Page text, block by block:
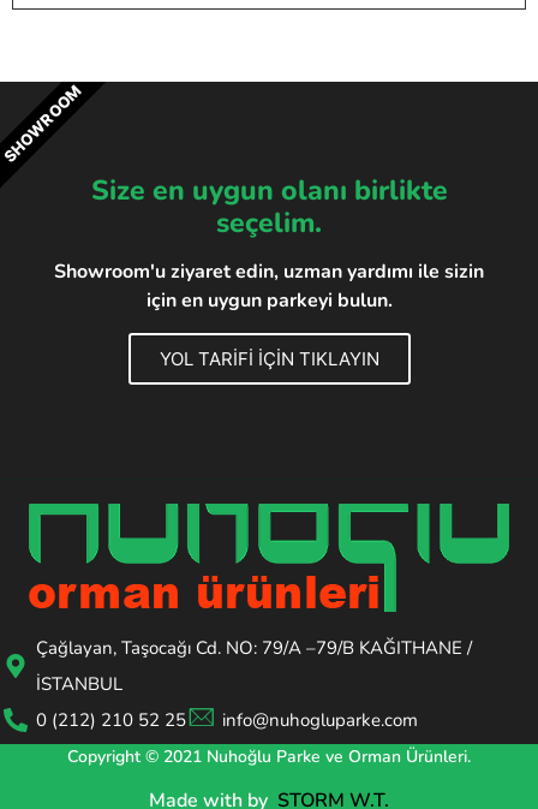
Size en uygun olanı birlikte
seçelim.
Showroom'u ziyaret edin, uzman yardımı ile sizin
için en uygun parkeyi bulun.
YOL TARİFİ İÇİN TIKLAYIN
SHOWROOM
Çağlayan, Taşocağı Cd. NO: 79/A –79/B KAĞITHANE /
İSTANBUL
0 (212) 210 52 25
info@nuhogluparke.com
Made with by STORM W.T.
Copyright © 2021 Nuhoğlu Parke ve Orman Ürünleri.